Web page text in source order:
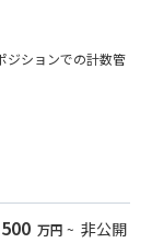
も兼務し、施策推
」「どんなコピー
ブランドの未来を形
り前とされがちな
が持てないといっ
ベルで理解されて
持って意思決定がで
ジションでの計数管
理経験
がある方
500 万円 ~ 非公開